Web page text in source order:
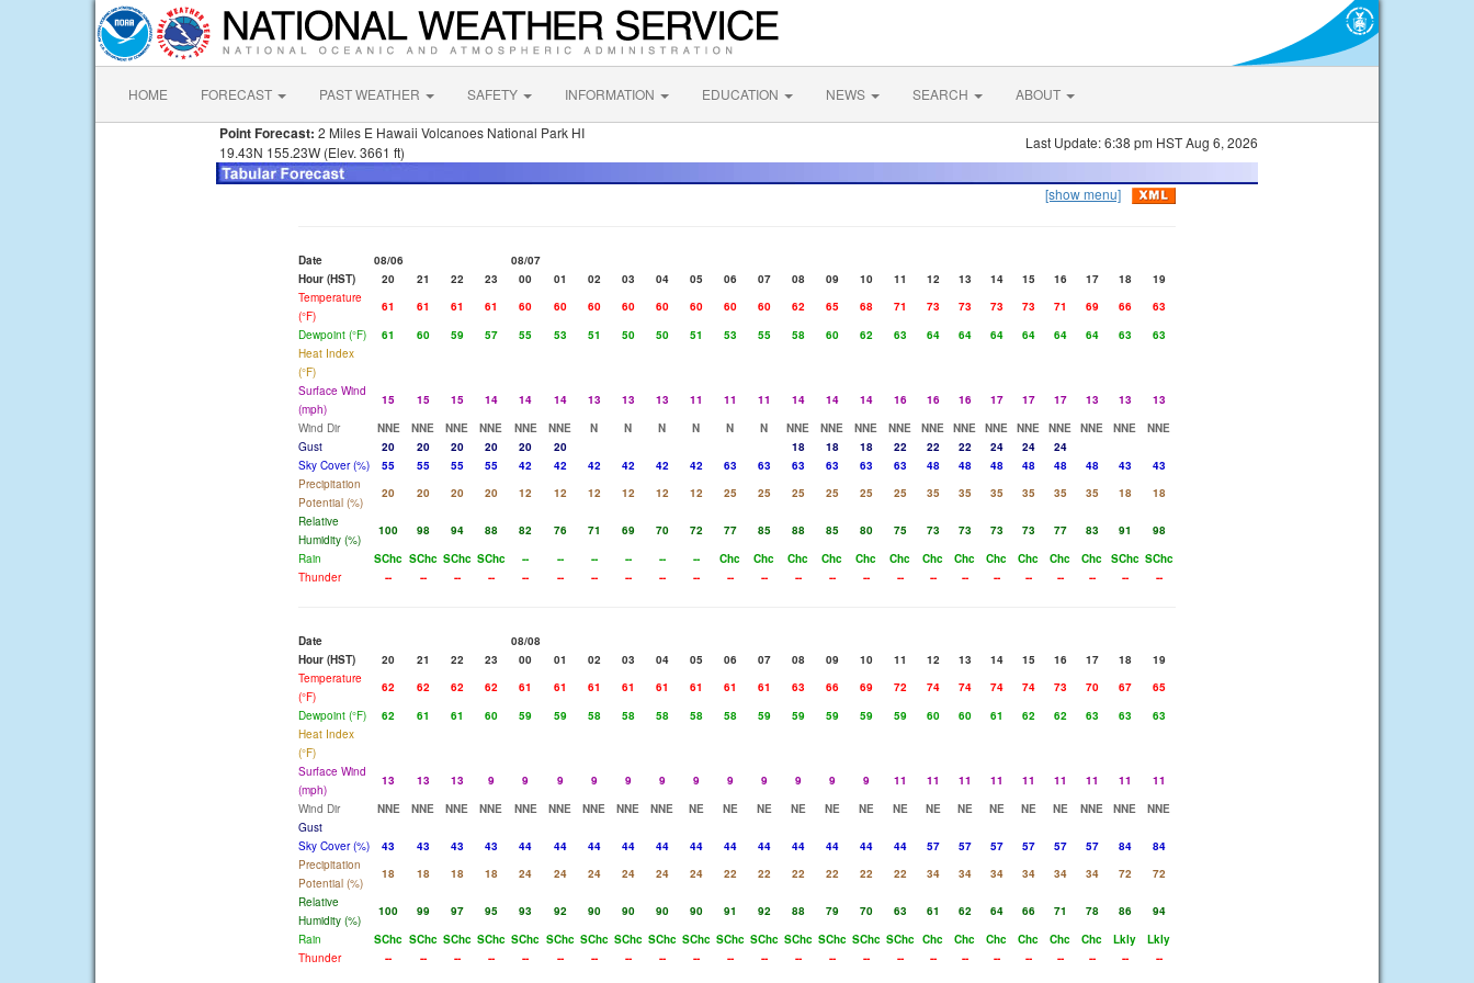
HOME FORECAST PAST WEATHER SAFETY INFORMATION EDUCATION NEWS SEARCH ABOUT
Point Forecast: 2 Miles E Hawaii Volcanoes National Park HI
19.43N 155.23W (Elev. 3661 ft)
Last Update: 6:38 pm HST Aug 6, 2026
[show menu]
Date 08/06
08/07
Hour (HST)
20 21 22 23 00 01 02 03 04 05 06 07 08 09 10 11 12 13 14 15 16 17 18
19
Temperature
(°F)
61 61 61 61 60 60 60 60 60 60 60 60 62 65 68 71 73 73 73 73 71 69 66
63
Dewpoint (°F)
61 60 59 57 55 53 51 50 50 51 53 55 58 60 62 63 64 64 64 64 64 64 63
63
Heat Index
(°F)
Surface Wind
(mph)
15 15 15 14 14 14 13 13 13 11 11 11 14 14 14 16 16 16 17 17 17 13 13
13
Wind Dir
NNE NNE NNE NNE NNE NNE N N N N N N NNE NNE NNE NNE NNE NNE NNE NNE NNE NNE NNE
NNE
Gust
20 20 20 20 20 20 18 18 18 22 22 22 24 24
24
Sky Cover (%)
55 55 55 55 42 42 42 42 42 42 63 63 63 63 63 63 48 48 48 48 48 48 43
43
Precipitation
Potential (%)
20 20 20 20 12 12 12 12 12 12 25 25 25 25 25 25 35 35 35 35 35 35 18
18
Relative
Humidity (%)
100 98 94 88 82 76 71 69 70 72 77 85 88 85 80 75 73 73 73 73 77 83 91
98
Rain
SChc SChc SChc SChc -- -- -- -- -- -- Chc Chc Chc Chc Chc Chc Chc Chc Chc Chc Chc Chc SChc SChc
Thunder
-- -- -- -- -- -- -- -- -- -- -- -- -- -- -- -- -- -- -- -- -- -- -- --
Date
08/08
Hour (HST)
20 21 22 23 00 01 02 03 04 05 06 07 08 09 10 11 12 13 14 15 16 17 18
19
Temperature
(°F)
62 62 62 62 61 61 61 61 61 61 61 61 63 66 69 72 74 74 74 74 73 70 67
65
Dewpoint (°F)
62 61 61 60 59 59 58 58 58 58 58 59 59 59 59 59 60 60 61 62 62 63 63
63
Heat Index
(°F)
Surface Wind
(mph)
13 13 13 9 9 9 9 9 9 9 9 9 9 9 9 11 11 11 11 11 11 11 11
11
Wind Dir
NNE NNE NNE NNE NNE NNE NNE NNE NNE NE NE NE NE NE NE NE NE NE NE NE NE NNE NNE
NNE
Gust
Sky Cover (%)
43 43 43 43 44 44 44 44 44 44 44 44 44 44 44 44 57 57 57 57 57 57 84
84
Precipitation
Potential (%)
18 18 18 18 24 24 24 24 24 24 22 22 22 22 22 22 34 34 34 34 34 34 72
72
Relative
Humidity (%)
100 99 97 95 93 92 90 90 90 90 91 92 88 79 70 63 61 62 64 66 71 78 86
94
Rain
SChc SChc SChc SChc SChc SChc SChc SChc SChc SChc SChc SChc SChc SChc SChc SChc Chc Chc Chc Chc Chc Chc Lkly
Lkly
Thunder
-- -- -- -- -- -- -- -- -- -- -- -- -- -- -- -- -- -- -- -- -- -- -- --